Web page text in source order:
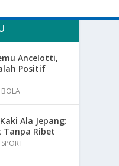
Ancelotti,
Positif
BOLA
Ala Jepang:
Tanpa Ribet
SPORT